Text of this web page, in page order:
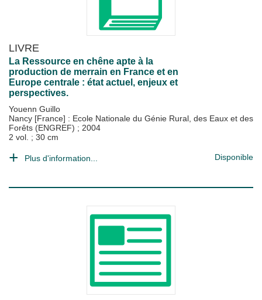
LIVRE
La Ressource en chêne apte à la
production de merrain en France et en
Europe centrale : état actuel, enjeux et
perspectives.
Youenn Guillo
Nancy [France] : Ecole Nationale du Génie Rural, des Eaux et des
Forêts (ENGREF) ; 2004
2 vol. ; 30 cm
Plus d'information... Disponible